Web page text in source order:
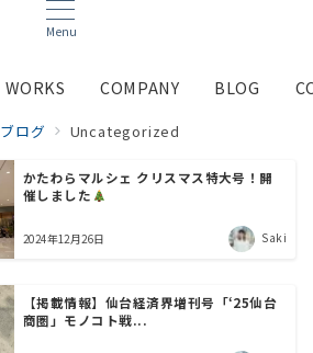
Menu
WORKS COMPANY BLOG
ブログ Uncategorized
かたわらマルシェ クリスマス特大号！開
催しました
2024年12月26日 Saki
【掲載情報】仙台経済界増刊号「‘25仙台
商圏」モノコト戦...